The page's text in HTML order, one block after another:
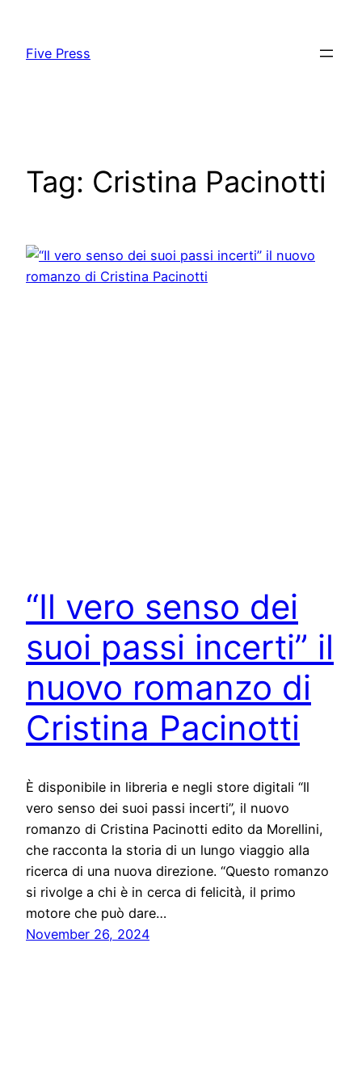
content
Five Press
Tag: Cristina Pacinotti
“Il vero senso dei
suoi passi incerti” il
nuovo romanzo di
Cristina Pacinotti
È disponibile in libreria e negli store digitali “Il
vero senso dei suoi passi incerti”, il nuovo
romanzo di Cristina Pacinotti edito da Morellini,
che racconta la storia di un lungo viaggio alla
ricerca di una nuova direzione. “Questo romanzo
si rivolge a chi è in cerca di felicità, il primo
motore che può dare…
November 26, 2024